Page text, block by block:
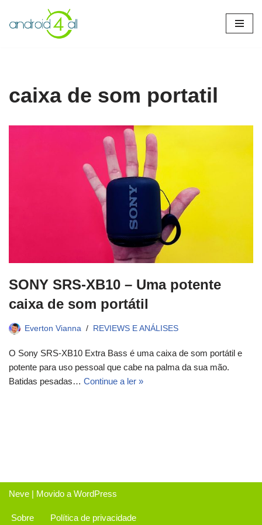
Pular
caixa de som portatil
SONY SRS-XB10 – Uma potente
caixa de som portátil
Everton Vianna REVIEWS E ANÁLISES
O Sony SRS-XB10 Extra Bass é uma caixa de som portátil e
potente para uso pessoal que cabe na palma da sua mão.
Batidas pesadas… Continue a ler »
Neve | Movido a WordPress
Sobre Política de privacidade